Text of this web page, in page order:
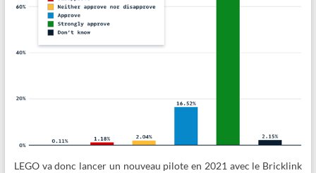
LEGO va donc lancer un nouveau pilote en 2021 avec le Bricklink